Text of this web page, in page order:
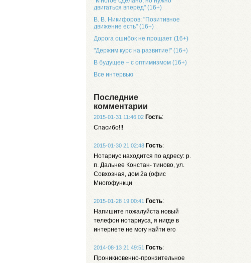
двигаться вперёд" (16+)
В. В. Никифоров: "Позитивное
движение есть" (16+)
Дорога ошибок не прощает (16+)
"Держим курс на развитие!" (16+)
В будущее – с оптимизмом (16+)
Все интервью
Последние
комментарии
2015-01-31 11:46:02 Гость:
Спасибо!!!
2015-01-30 21:02:48 Гость:
Нотариус находится по адресу: р.
п. Дальнее Констан- тиново, ул.
Совхозная, дом 2а (офис
Многофункци
2015-01-28 19:00:41 Гость:
Напишите пожалуйста новый
телефон нотариуса, я нигде в
интернете не могу найти его
2014-08-13 21:49:51 Гость:
Проникновенно-пронзительное